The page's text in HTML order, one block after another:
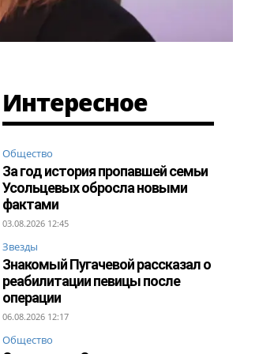
Интересное
Общество
За год история пропавшей семьи
Усольцевых обросла новыми
фактами
03.08.2026 12:45
Звезды
Знакомый Пугачевой рассказал о
реабилитации певицы после
операции
06.08.2026 12:17
Общество